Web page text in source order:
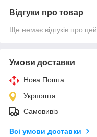
Відгуки про товар
Ще немає відгуків про
Умови доставки
Нова Пошта
Укрпошта
Самовивіз
Всі умови доставки